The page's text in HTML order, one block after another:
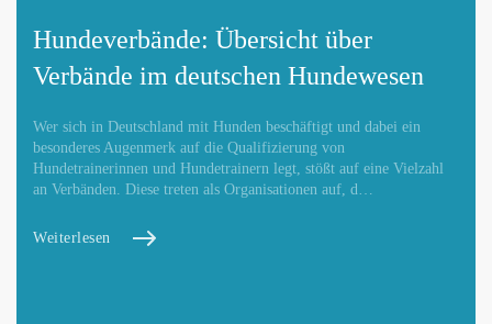
Hundeverbände: Übersicht über
Verbände im deutschen Hundewesen
Wer sich in Deutschland mit Hunden beschäftigt und dabei ein
besonderes Augenmerk auf die Qualifizierung von
Hundetrainerinnen und Hundetrainern legt, stößt auf eine Vielzahl
an Verbänden. Diese treten als Organisationen auf, d…
Weiterlesen